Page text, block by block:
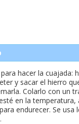
hacer la cuajada:
y sacar el hierro
Colarlo con un
en la temperatura,
endurecer. Se usa